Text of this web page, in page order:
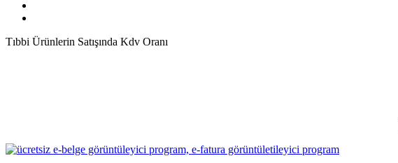
Tıbbi Ürünlerin Satışında Kdv Oranı